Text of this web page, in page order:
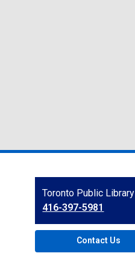
Contact
the
Library
Toronto Public Library
416-397-5981
Contact Us